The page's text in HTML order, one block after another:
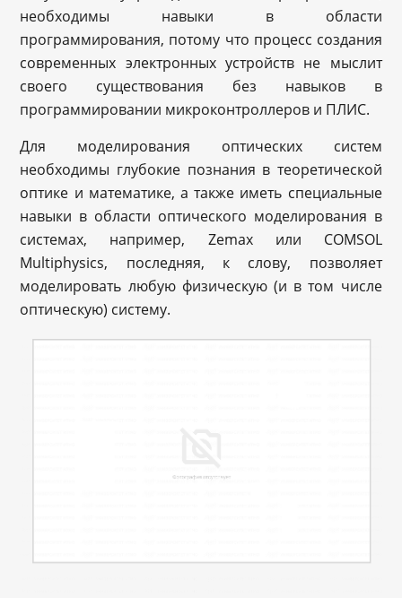
необходимы навыки в области
программирования, потому что процесс создания
современных электронных устройств не мыслит
своего существования без навыков в
программировании микроконтроллеров и ПЛИС.
Для моделирования оптических систем
необходимы глубокие познания в теоретической
оптике и математике, а также иметь специальные
навыки в области оптического моделирования в
системах, например, Zemax или COMSOL
Multiphysics, последняя, к слову, позволяет
моделировать любую физическую (и в том числе
оптическую) систему.